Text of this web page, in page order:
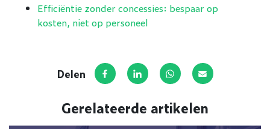
Efficiëntie zonder concessies: bespaar op
kosten, niet op personeel
Delen Deel op Facebook
Deel via LinkedIn
Deel via WhatsApp
Deel via E-mail
Gerelateerde artikelen